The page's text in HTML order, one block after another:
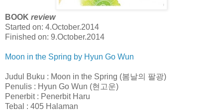
BOOK review
Started on: 4.October.2014
Finished on: 9.October.2014
Moon in the Spring by Hyun Go Wun
Judul Buku : Moon in the Spring (봄날의 팔광)
Penulis : Hyun Go Wun (현고운)
Penerbit : Penerbit Haru
Tebal : 405 Halaman